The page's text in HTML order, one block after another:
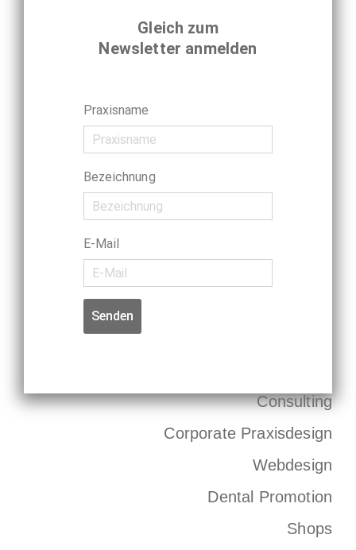
Gleich zum
Newsletter anmelden
Praxisname
Bezeichnung
E-Mail
Senden
Consulting
Corporate Praxisdesign
Webdesign
Dental Promotion
Shops